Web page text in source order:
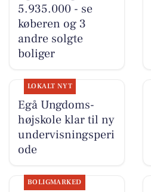
5.935.000 - se
køberen og 3
andre solgte
boliger
LOKALT NYT
Egå Ungdoms-
højskole klar til ny
undervisningsperi
ode
BOLIGMARKED